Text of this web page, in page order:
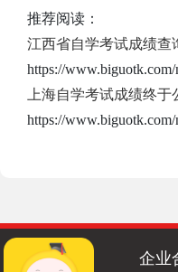
推荐阅读：
江西省自学考试成绩查
https://www.biguotk.com/
上海自学考试成绩终于
https://
企业